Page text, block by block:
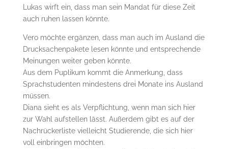
Lukas wirft ein, dass man sein Mandat für diese Zeit
auch ruhen lassen könnte.
Vero möchte ergänzen, dass man auch im Ausland die
Drucksachenpakete lesen könnte und entsprechende
Meinungen weiter geben könnte.
Aus dem Puplikum kommt die Anmerkung, dass
Sprachstudenten mindestens drei Monate ins Ausland
müssen.
Diana sieht es als Verpflichtung, wenn man sich hier
zur Wahl aufstellen lässt. Außerdem gibt es auf der
Nachrückerliste vielleicht Studierende, die sich hier
voll einbringen möchten.